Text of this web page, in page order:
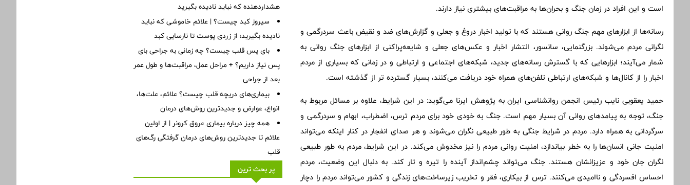
است و این افراد در زمان جنگ و بحران‌ها به مراقبت‌های بیشتری نیاز دارند.
رسانه‌ها از ابزارهای مهم جنگ روانی هستند که با تولید اخبار دروغ و جعلی و گزارش‌های ضد و نقیض باعث سردرگمی و
نگرانی مردم می‌شوند. بزرگنمایی، سانسور، انتشار اخبار و عکس‌های جعلی و شایعه‌پراکنی از ابزارهای جنگ روانی به
شمار می‌آیند؛ ابزارهایی که با گسترش رسانه‌های جدید، شبکه‌های اجتماعی و ارتباطی و در زمانی که بسیاری از مردم
اخبار را از کانال‌ها و شبکه‌های ارتباطی تلفن‌های همراه خود دریافت می‌کنند، بسیار گسترده تر از گذشته است.
حمید یعقوبی نایب رئیس انجمن روانشناسی ایران به پژوهش ایرنا می‌گوید: در این شرایط، علاوه بر مسائل مربوط به
جنگ، توجه به پیامدهای روانی آن بسیار مهم است. جنگ به خودی خود برای مردم ترس، اضطراب، ابهام و سردرگمی و
سرگردانی به همراه دارد. مردم در شرایط جنگی به طور طبیعی نگران می‌شوند و هر صدای انفجار در کنار اینکه می‌تواند
امنیت جانی انسان‌ها را به خطر بیاندازد، امنیت روانی مردم را نیز مخدوش می‌کند. در این شرایط، مردم به طور طبیعی
نگران جان خود و عزیزانشان هستند. جنگ می‌تواند چشم‌انداز آینده را تیره و تار کند. به دنبال این وضعیت، مردم
احساس افسردگی و ناامیدی می‌کنند. ترس از بیکاری، فقر و تخریب زیرساخت‌های زندگی و کشور می‌تواند مردم را دچار
هشداردهنده که نباید نادیده بگیرید
سیروز کبد چیست؟ | علائم خاموشی که نباید
نادیده بگیرید؛ از زردی پوست تا نارسایی کبد
بای پس قلب چیست؟ چه زمانی به جراحی بای
پس نیاز داریم؟ + مراحل عمل، مراقبت‌ها و طول عمر
بعد از جراحی
بیماری‌های دریچه قلب چیست؟ علائم، علت‌ها،
انواع، عوارض و جدیدترین روش‌های درمان
همه چیز درباره بیماری عروق کرونر | از اولین
علائم تا جدیدترین روش‌های درمان گرفتگی رگ‌های
قلب
پر بحث ترین